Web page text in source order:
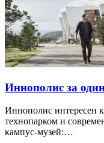
Иннополис за
Иннополис интересен
технопарком и
кампус-музей:…